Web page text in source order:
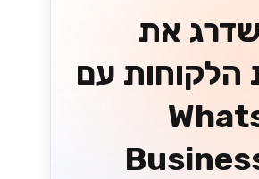
את
הלקוחות עם